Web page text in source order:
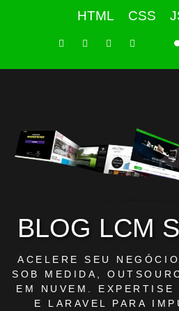
HTML CSS
LinkedInInstagramFacebookYoutube
BLOG LCM
ACELERE SEU
SOB MEDIDA,
EM NUVEM. EXPERTISE
E LARAVEL PARA